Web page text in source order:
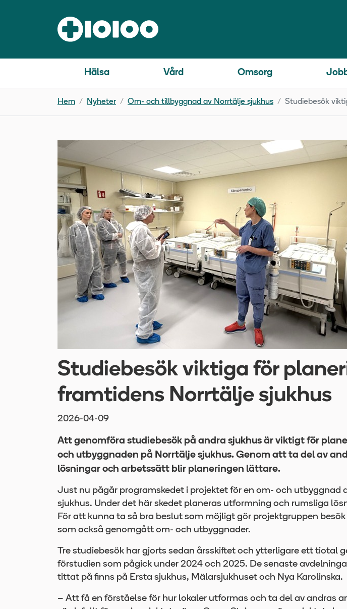
Hälsa Vård Omsorg
Hem Nyheter Om- och tillbyggnad av Norrtälje sjukhus Studiebesök
Studiebesök viktiga för
framtidens Norrtälje sjukhus
2026-04-09
Att genomföra studiebesök på andra sjukhus är viktigt för
och utbyggnaden på Norrtälje sjukhus. Genom att ta del av
lösningar och arbetssätt blir planeringen lättare.
Just nu pågår programskedet i projektet för en om- och utbyggnad
sjukhus. Under det här skedet planeras utformning och rumsliga
För att kunna ta så bra beslut som möjligt gör projektgruppen
som också genomgått om- och utbyggnader.
Tre studiebesök har gjorts sedan årsskiftet och ytterligare ett tiotal
förstudien som pågick under 2024 och 2025. De senaste
tittat på finns på Ersta sjukhus, Mälarsjukhuset och Nya Karolinska.
– Att få en förståelse för hur lokaler utformas och ta del av andras